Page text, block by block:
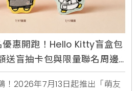
優惠開跑！Hello Kitty盲盒包
送盲抽卡包與限量聯名周邊
！2026年7月13日起推出「萌友